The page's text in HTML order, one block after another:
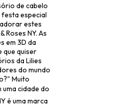
de cabelo
especial
estes
Roses NY. As
em 3D da
que quiser
da Lilies
do mundo
Muito
uma cidade do
é uma marca